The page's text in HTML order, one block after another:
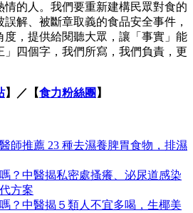
的人。我們要重新建構民眾對食的
解、被斷章取義的食品安全事件，
度，提供給閱聽大眾，讓「事實」能
四個字，我們所寫，我們負責，更
】／【食力粉絲團 】
師推薦 23 種去濕養脾胃食物，排濕
？中醫揭私密處搔癢、泌尿道感染
方案
？中醫揭５類人不宜多喝，生椰美